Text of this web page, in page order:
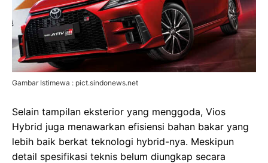
Gambar Istimewa : pict.sindonews.net
Selain tampilan eksterior yang menggoda, Vios
Hybrid juga menawarkan efisiensi bahan bakar yang
lebih baik berkat teknologi hybrid-nya. Meskipun
detail spesifikasi teknis belum diungkap secara